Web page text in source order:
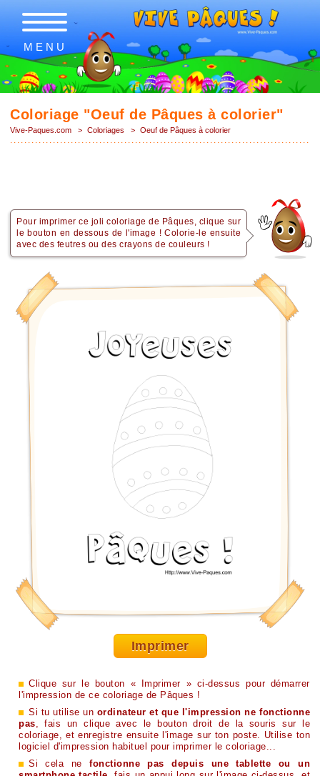
MENU
Coloriage "Oeuf de Pâques à colorier"
Vive-Paques.com > Coloriages > Oeuf de Pâques à colorier
Pour imprimer ce joli coloriage de Pâques, clique sur
le bouton en dessous de l'image ! Colorie-le ensuite
avec des feutres ou des crayons de couleurs !
Imprimer
Clique sur le bouton « Imprimer » ci-dessus pour démarrer
l'impression de ce coloriage de Pâques !
Si tu utilise un ordinateur et que l'impression ne fonctionne
pas , fais un clique avec le bouton droit de la souris sur le
coloriage, et enregistre ensuite l'image sur ton poste. Utilise ton
logiciel d'impression habituel pour imprimer le coloriage...
Si cela ne fonctionne pas depuis une tablette ou un